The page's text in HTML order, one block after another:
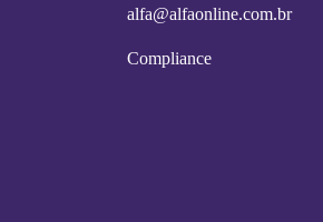
alfa@alfaonline.com.br
Compliance